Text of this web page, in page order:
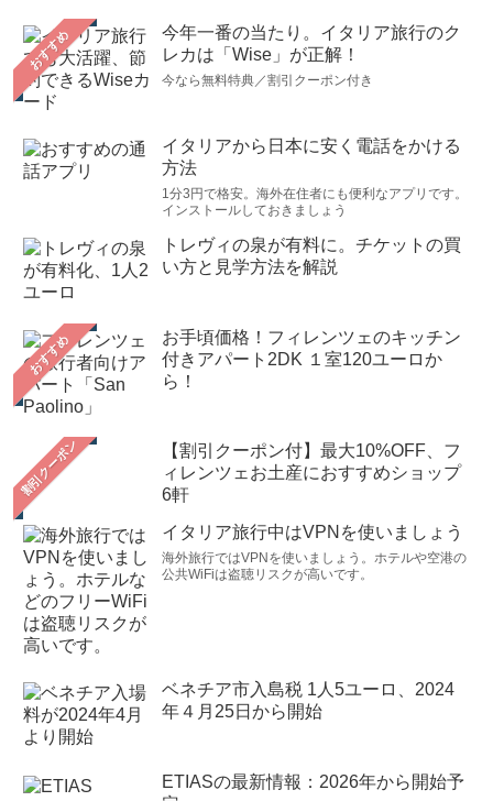
おすすめ
今年一番の当たり。イタリア旅行のク
レカは「Wise」が正解！
今なら無料特典／割引クーポン付き
イタリアから日本に安く電話をかける
方法
1分3円で格安。海外在住者にも便利なアプリです。
インストールしておきましょう
トレヴィの泉が有料に。チケットの買
い方と見学方法を解説
おすすめ
お手頃価格！フィレンツェのキッチン
付きアパート2DK １室120ユーロか
ら！
【割引クーポン付】最大10%OFF、フ
ィレンツェお土産におすすめショップ
6軒
イタリア旅行中はVPNを使いましょう
海外旅行ではVPNを使いましょう。ホテルや空港の
公共WiFiは盗聴リスクが高いです。
ベネチア市入島税 1人5ユーロ、2024
年４月25日から開始
ETIASの最新情報：2026年から開始予